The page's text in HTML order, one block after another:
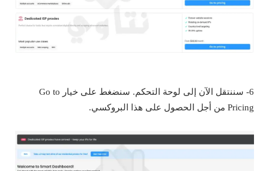
6- سننتقل الآن إلى لوحة التحكم. سنضغط على خيار Go to
Pricing من أجل الحصول على هذا البروكسي.